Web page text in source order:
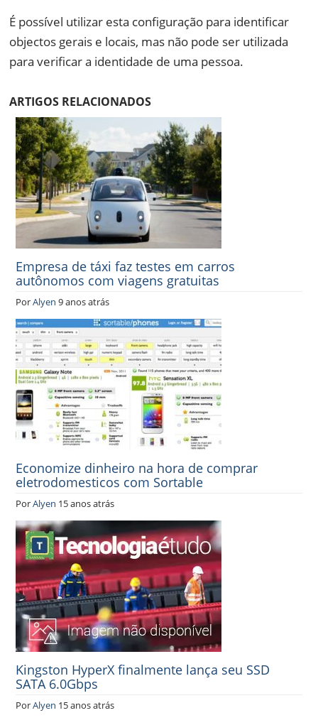
É possível utilizar esta configuração para identificar
objectos gerais e locais, mas não pode ser utilizada
para verificar a identidade de uma pessoa.
ARTIGOS RELACIONADOS
Empresa de táxi faz testes em carros
autônomos com viagens gratuitas
PorAlyen 9 anos atrás
Economize dinheiro na hora de comprar
eletrodomesticos com Sortable
PorAlyen 15 anos atrás
Kingston HyperX finalmente lança seu SSD
SATA 6.0Gbps
PorAlyen 15 anos atrás